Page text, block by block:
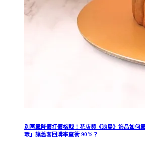
別再靠降價打價格戰！花店與《浪島》飾品如何
環」讓舊客回購率直衝 90%？